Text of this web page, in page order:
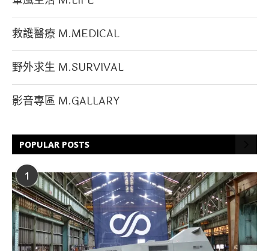
救護醫療 M.MEDICAL
野外求生 M.SURVIVAL
影音專區 M.GALLARY
POPULAR POSTS
1